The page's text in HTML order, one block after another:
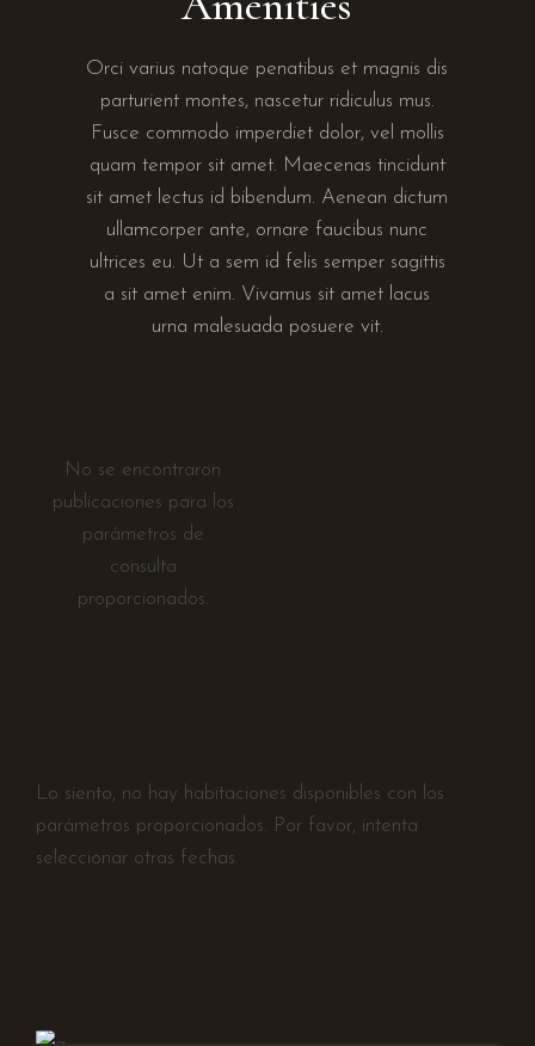
Orci varius natoque penatibus et magnis dis
parturient montes, nascetur ridiculus mus.
Fusce commodo imperdiet dolor, vel mollis
quam tempor sit amet. Maecenas tincidunt
sit amet lectus id bibendum. Aenean dictum
ullamcorper ante, ornare faucibus nunc
ultrices eu. Ut a sem id felis semper sagittis
a sit amet enim. Vivamus sit amet lacus
urna malesuada posuere vit.
No se encontraron
publicaciones para los
parámetros de
consulta
proporcionados.
Lo siento, no hay habitaciones disponibles con los
parámetros proporcionados. Por favor, intenta
seleccionar otras fechas.